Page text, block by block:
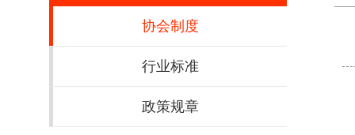
协会制度
行业标准
政策规章